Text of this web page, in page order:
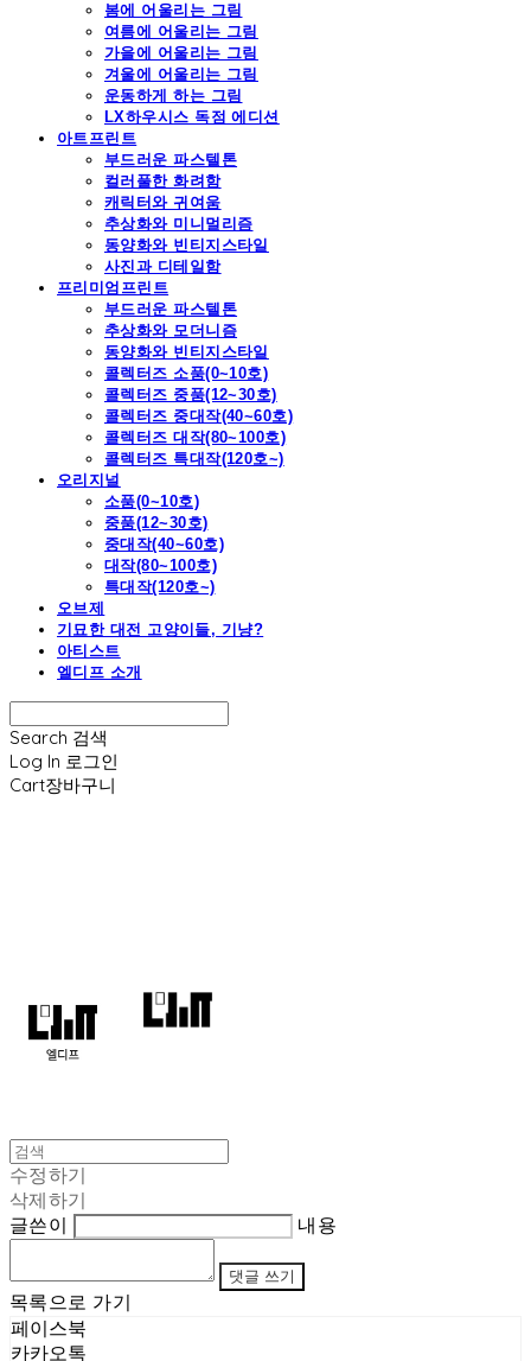
봄에 어울리는 그림
여름에 어울리는 그림
가을에 어울리는 그림
겨울에 어울리는 그림
운동하게 하는 그림
LX하우시스 독점 에디션
아트프린트
부드러운 파스텔톤
컬러풀한 화려함
캐릭터와 귀여움
추상화와 미니멀리즘
동양화와 빈티지스타일
사진과 디테일함
프리미엄프린트
부드러운 파스텔톤
추상화와 모더니즘
동양화와 빈티지스타일
콜렉터즈 소품(0~10호)
콜렉터즈 중품(12~30호)
콜렉터즈 중대작(40~60호)
콜렉터즈 대작(80~100호)
콜렉터즈 특대작(120호~)
오리지널
소품(0~10호)
중품(12~30호)
중대작(40~60호)
대작(80~100호)
특대작(120호~)
오브제
기묘한 대전 고양이들, 기냥?
아티스트
엘디프 소개
Search 검색
Log In 로그인
Cart장바구니
수정하기
삭제하기
글쓴이
내용
댓글 쓰기
목록으로 가기
페이스북
카카오톡